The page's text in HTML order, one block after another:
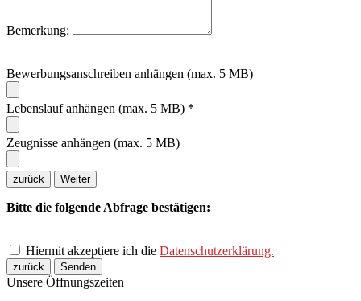
Bemerkung:
Bewerbungsanschreiben anhängen (max. 5 MB)
Lebenslauf anhängen (max. 5 MB) *
Zeugnisse anhängen (max. 5 MB)
zurück Weiter
Bitte die folgende Abfrage bestätigen:
Hiermit akzeptiere ich die Datenschutzerklärung.
zurück Senden
Unsere Öffnungszeiten